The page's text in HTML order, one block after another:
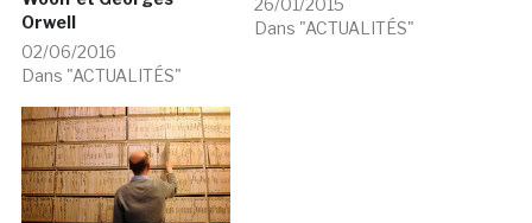
Orwell
02/06/2016
Dans "ACTUALITÉS"
Dans "ACTUALITÉS"